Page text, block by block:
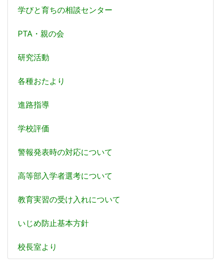
学びと育ちの相談センター
PTA・親の会
研究活動
各種おたより
進路指導
学校評価
警報発表時の対応について
高等部入学者選考について
教育実習の受け入れについて
いじめ防止基本方針
校長室より